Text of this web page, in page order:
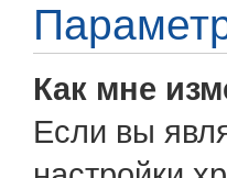
Как мне
Если вы